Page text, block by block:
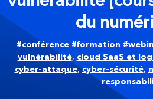
du
#conférence #formation
vulnérabilité, cloud SaaS et
cyber-attaque,cyber-sécurité,